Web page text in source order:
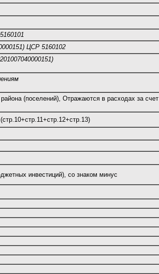
ЦСР 5160102
(поселений), Отражаются в расходах за счет
(стр.10+стр.11+стр.12+стр.13)
инвестиций), со знаком минус